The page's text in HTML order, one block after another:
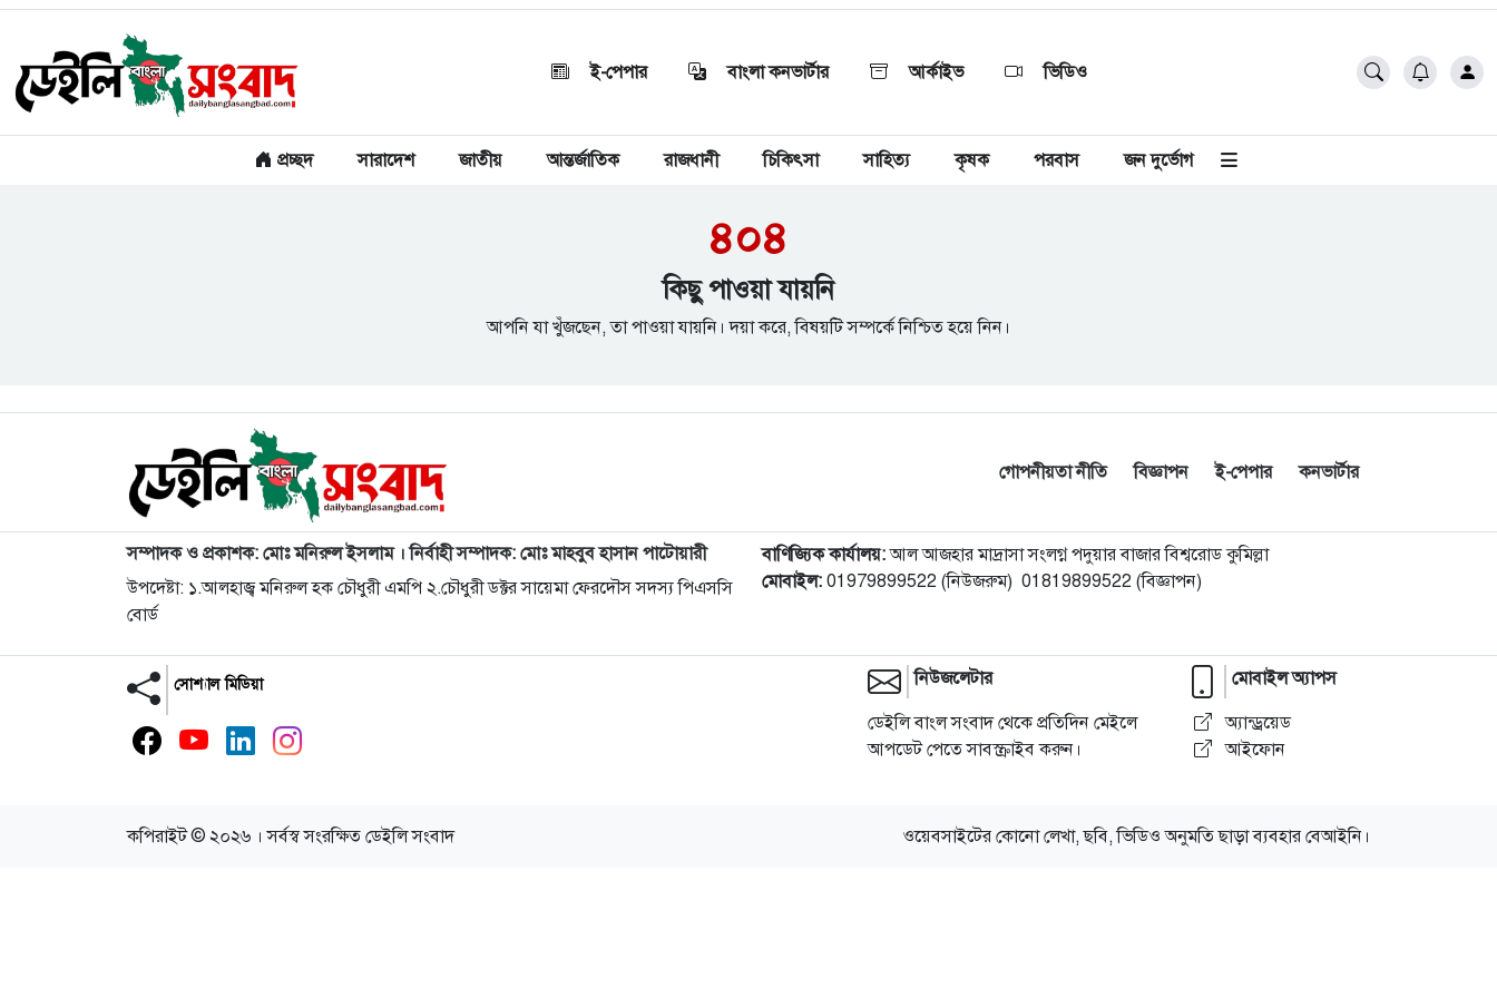
ই-পেপার বাংলা কনভার্টার আর্কাইভ ভিডিও
প্রচ্ছদ সারাদেশ জাতীয় আন্তর্জাতিক রাজধানী চিকিৎসা সাহিত্য কৃষক পরবাস জন দুর্ভোগ
৪০৪
কিছু পাওয়া যায়নি
আপনি যা খুঁজছেন, তা পাওয়া যায়নি। দয়া করে, বিষয়টি সম্পর্কে নিশ্চিত হয়ে নিন।
গোপনীয়তা নীতি বিজ্ঞাপন ই-পেপার কনভার্টার
সম্পাদক ও প্রকাশক: মোঃ মনিরুল ইসলাম । নির্বাহী সম্পাদক: মোঃ মাহবুব হাসান পাটোয়ারী
উপদেষ্টা: ১.আলহাজ্ব মনিরুল হক চৌধুরী এমপি ২.চৌধুরী ডক্টর সায়েমা ফেরদৌস সদস্য পিএসসি
বোর্ড
বাণিজ্যিক কার্যালয়:আল আজহার মাদ্রাসা সংলগ্ন পদুয়ার বাজার বিশ্বরোড কুমিল্লা
মোবাইল:01979899522 (নিউজরুম) 01819899522 (বিজ্ঞাপন)
সোশ্যাল মিডিয়া
নিউজলেটার
ডেইলি বাংল সংবাদ থেকে প্রতিদিন মেইলে
আপডেট পেতে সাবস্ক্রাইব করুন।
মোবাইল অ্যাপস
অ্যান্ড্রয়েড
আইফোন
কপিরাইট © ২০২৬ । সর্বস্ব সংরক্ষিত ডেইলি সংবাদ ওয়েবসাইটের কোনো লেখা, ছবি, ভিডিও অনুমতি ছাড়া ব্যবহার বেআইনি।